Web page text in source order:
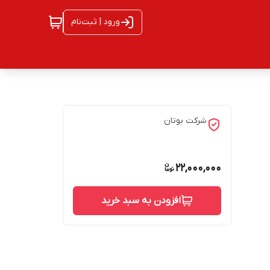
ورود | ثبت‌نام
شرکت بوتان
22,000,000
افزودن به سبد خرید